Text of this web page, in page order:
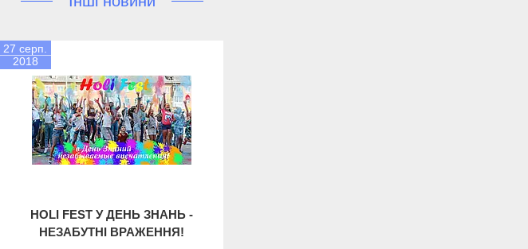
27 серп.
2018
HOLI FEST У ДЕНЬ ЗНАНЬ -
НЕЗАБУТНІ ВРАЖЕННЯ!